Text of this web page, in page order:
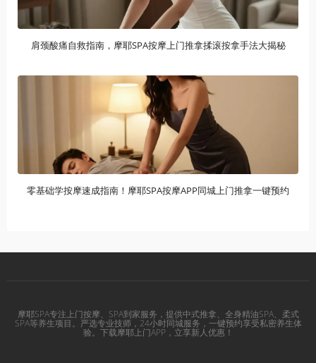
肩颈酸痛自救指南，摩耶SPA按摩上门推拿揉滚按拿手法大揭秘
零基础学按摩速成指南！摩耶SPA按摩APP同城上门推拿一键预约
摩耶SPA专注上门按摩、SPA到家服务，提供中式推拿、全身精油SPA、柔式
SPA等养生项目。严选专业技师，24小时同城服务，一键预约享受私密养生体
验。下载摩耶上门APP，立享新人优惠！